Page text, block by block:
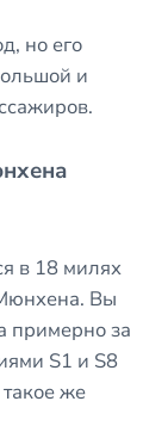
но его
и
в 18 милях
Вы
примерно за
S1 и S8
же